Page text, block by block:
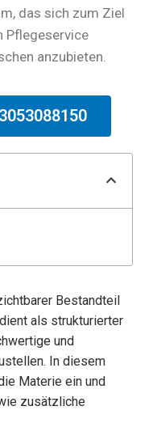
das sich zum Ziel
Pflegeservice
anzubieten.
Bestandteil
als strukturierter
und
In diesem
Materie ein und
zusätzliche